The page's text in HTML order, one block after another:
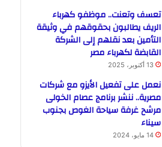
تعسف وتعنت.. موظفو كهرباء
الريف يطالبون بحقوقهم في وثيقة
التأمين بعد نقلهم إلى الشركة
القابضة لكهرباء مصر
13 أكتوبر، 2025
نعمل على تفعيل الأيزو مع شركات
مصرية.. ننشر برنامج عصام الخولى
مرشح غرفة سياحة الغوص بجنوب
سيناء
14 مايو، 2024